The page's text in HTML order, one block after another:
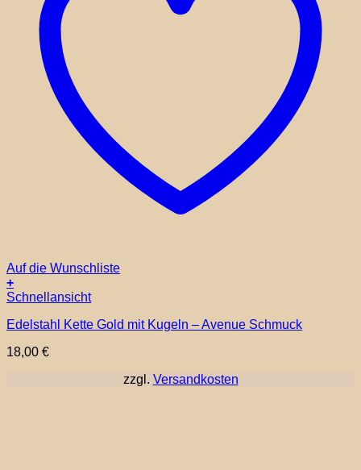
Auf die Wunschliste
+
Schnellansicht
Edelstahl Kette Gold mit Kugeln – Avenue Schmuck
18,00 €
zzgl. Versandkosten